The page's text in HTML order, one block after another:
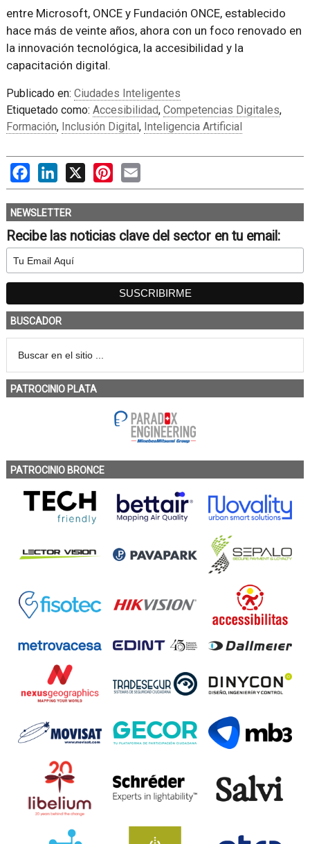
entre Microsoft, ONCE y Fundación ONCE, establecido
hace más de veinte años, ahora con un foco renovado en
la innovación tecnológica, la accesibilidad y la
capacitación digital.
Publicado en: Ciudades Inteligentes
Etiquetado como: Accesibilidad, Competencias Digitales,
Formación, Inclusión Digital , Inteligencia Artificial
FacebookLinkedIn Pinterest
NEWSLETTER
Recibe las noticias clave del sector en tu email:
BUSCADOR
PATROCINIO PLATA
PATROCINIO BRONCE